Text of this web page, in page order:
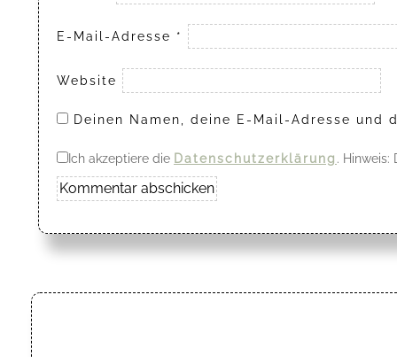
E-Mail-Adresse *
Website
Deinen Namen, deine E-Mail-Adresse
Ich akzeptiere die Datenschutzerklärung .